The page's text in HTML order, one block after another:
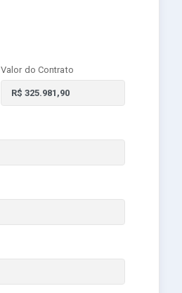
Valor do Contrato